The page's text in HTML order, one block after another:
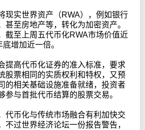
现实世界资产（RWA），例如银行
甚至房地产等，转化为加密资产。
截至上周五代币化RWA市场价值近
增加近一倍。
提高代币化证券的准入标准，要求
股票相同的实质权利和特权，又预
的相关基础设施准备就绪，投资者
参与首批代币结算的股票交易。
代币化与传统市场融合有利加快交
不过世界经济论坛一份报告警告，